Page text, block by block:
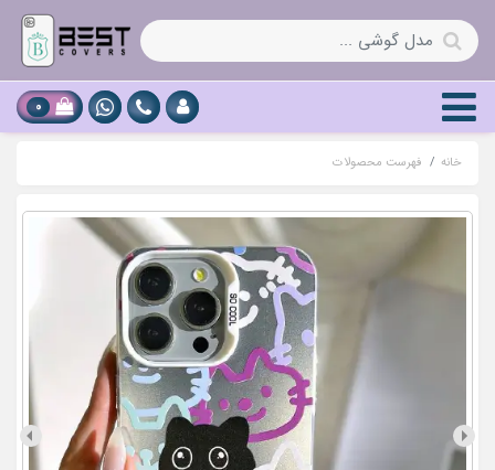
0
خانه فهرست محصولات